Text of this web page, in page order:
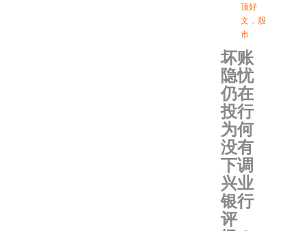
顶好
文 ， 股
市
坏账
隐忧
仍在
投行
为何
没有
下调
兴业
银行
评